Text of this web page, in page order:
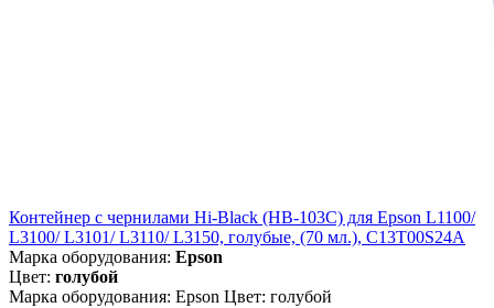
Контейнер с чернилами Hi-Black (HB-103C) для Epson L1100/
L3100/ L3101/ L3110/ L3150, голубые, (70 мл.), C13T00S24A
Марка оборудования: Epson
Цвет: голубой
Марка оборудования: Epson Цвет: голубой